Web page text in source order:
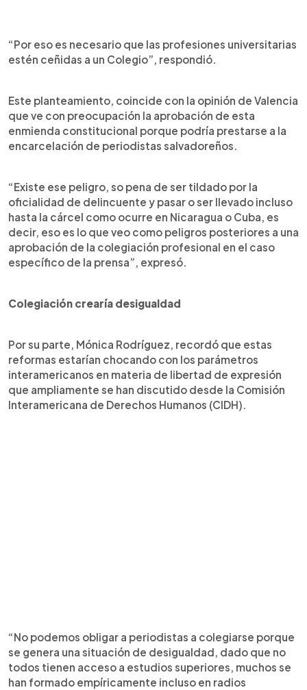
“Por eso es necesario que las profesiones universitarias
estén ceñidas a un Colegio”, respondió.
Este planteamiento, coincide con la opinión de Valencia
que ve con preocupación la aprobación de esta
enmienda constitucional porque podría prestarse a la
encarcelación de periodistas salvadoreños.
“Existe ese peligro, so pena de ser tildado por la
oficialidad de delincuente y pasar o ser llevado incluso
hasta la cárcel como ocurre en Nicaragua o Cuba, es
decir, eso es lo que veo como peligros posteriores a una
aprobación de la colegiación profesional en el caso
específico de la prensa”, expresó.
Colegiación crearía desigualdad
Por su parte, Mónica Rodríguez, recordó que estas
reformas estarían chocando con los parámetros
interamericanos en materia de libertad de expresión
que ampliamente se han discutido desde la Comisión
Interamericana de Derechos Humanos (CIDH).
“No podemos obligar a periodistas a colegiarse porque
se genera una situación de desigualdad, dado que no
todos tienen acceso a estudios superiores, muchos se
han formado empíricamente incluso en radios